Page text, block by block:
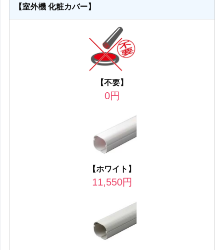
【室外機 化粧カバー】
【不要】
0円
【ホワイト】
11,550円